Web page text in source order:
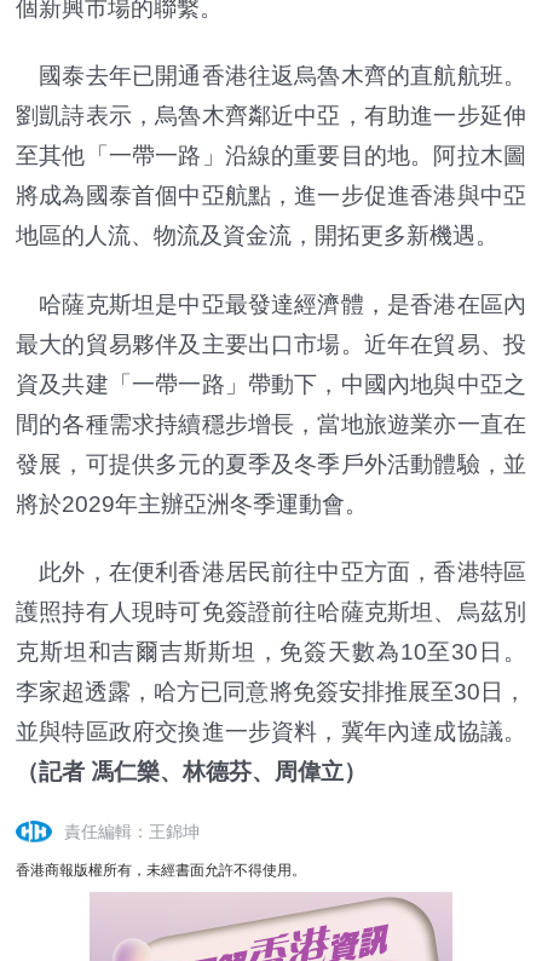
個新興市場的聯繫。
國泰去年已開通香港往返烏魯木齊的直航航班。
劉凱詩表示，烏魯木齊鄰近中亞，有助進一步延伸
至其他「一帶一路」沿線的重要目的地。阿拉木圖
將成為國泰首個中亞航點，進一步促進香港與中亞
地區的人流、物流及資金流，開拓更多新機遇。
哈薩克斯坦是中亞最發達經濟體，是香港在區內
最大的貿易夥伴及主要出口市場。近年在貿易、投
資及共建「一帶一路」帶動下，中國內地與中亞之
間的各種需求持續穩步增長，當地旅遊業亦一直在
發展，可提供多元的夏季及冬季戶外活動體驗，並
將於2029年主辦亞洲冬季運動會。
此外，在便利香港居民前往中亞方面，香港特區
護照持有人現時可免簽證前往哈薩克斯坦、烏茲別
克斯坦和吉爾吉斯斯坦，免簽天數為10至30日。
李家超透露，哈方已同意將免簽安排推展至30日，
並與特區政府交換進一步資料，冀年內達成協議。
（記者 馮仁樂、林德芬、周偉立）
責任編輯：王錦坤
香港商報版權所有，未經書面允許不得使用。